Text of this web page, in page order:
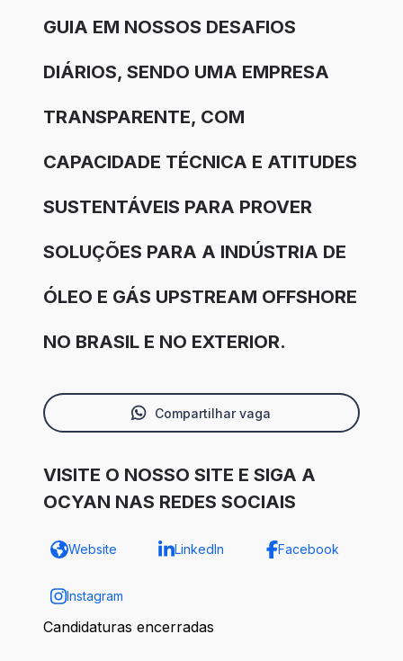
GUIA EM NOSSOS DESAFIOS
DIÁRIOS, SENDO UMA EMPRESA
TRANSPARENTE, COM
CAPACIDADE TÉCNICA E ATITUDES
SUSTENTÁVEIS PARA PROVER
SOLUÇÕES PARA A INDÚSTRIA DE
ÓLEO E GÁS UPSTREAM OFFSHORE
NO BRASIL E NO EXTERIOR.
Compartilhar vaga
VISITE O NOSSO SITE E SIGA A
OCYAN NAS REDES SOCIAIS
Website LinkedIn Facebook
Instagram
Candidaturas encerradas